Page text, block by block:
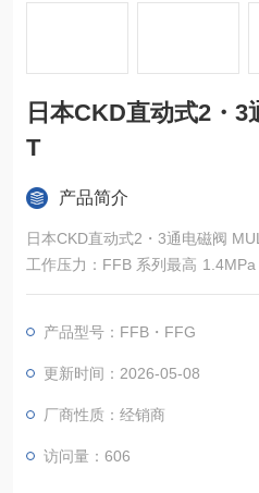
日本CKD直动式2・3
T
产品简介
日本CKD直动式2・3通电磁阀
工作压力：FFB 系列最高 1.4MPa
FFG 系列最高 1.0MPa。
C24V/12V、AC100V/110V/200V
响应时间：直动式结构实现毫秒
产品型号：FFB・FFG
更新时间：2026-05-08
厂商性质：经销商
访问量：606